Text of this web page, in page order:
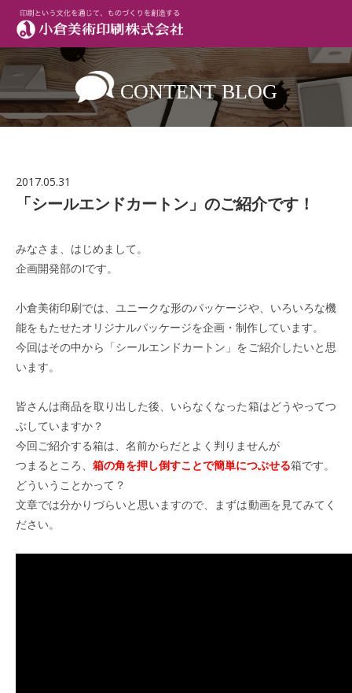
CONTENT BLOG
2017.05.31
「シールエンドカートン」のご紹介です！
みなさま、はじめまして。
企画開発部のIです。
小倉美術印刷では、ユニークな形のパッケージや、いろいろな機
能をもたせたオリジナルパッケージを企画・制作しています。
今回はその中から「シールエンドカートン」をご紹介したいと思
います。
皆さんは商品を取り出した後、いらなくなった箱はどうやってつ
ぶしていますか？
今回ご紹介する箱は、名前からだとよく判りませんが
つまるところ、 箱の角を押し倒すことで簡単につぶせる箱です。
どういうことかって？
文章では分かりづらいと思いますので、まずは動画を見てみてく
ださい。